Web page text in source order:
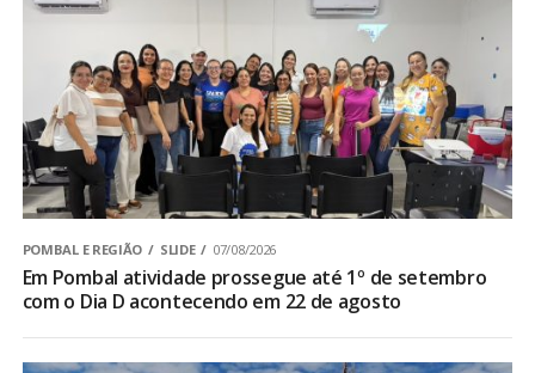
POMBAL E REGIÃO SLIDE 07/08/2026
Em Pombal atividade prossegue até 1º de setembro
com o Dia D acontecendo em 22 de agosto